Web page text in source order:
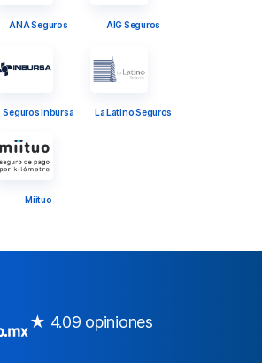
ANA Seguros AIG Seguros
Seguros Inbursa La Latino Seguros
Miituo
★ 4.09 opiniones